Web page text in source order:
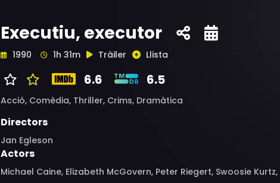
Executiu, executor
1990 1h 31m Tràiler Llista
6.6 6.5
Acció, Comèdia, Thriller, Crims, Dramàtica
Directors
Jan Egleson
Actors
Michael Caine, Elizabeth McGovern, Peter Riegert, Swoosie